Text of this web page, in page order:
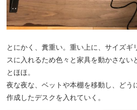
とにかく、糞重い。重い上に、サイズギ
スに入れるため色々と家具を動かさない
とほほ。
夜な夜な、ベットや本棚を移動し、どう
作成したデスクを入れていく。